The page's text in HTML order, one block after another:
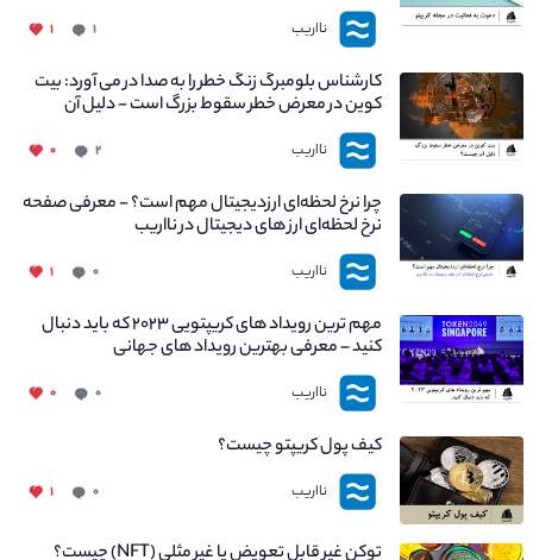
نااریب ۱ ۱
کارشناس بلومبرگ زنگ خطر را به صدا در می آورد: بیت
کوین در معرض خطر سقوط بزرگ است - دلیل آن
چیست؟
نااریب ۲ ۰
چرا نرخ لحظه‌ای ارزدیجیتال مهم است؟ - معرفی صفحه
نرخ لحظه‌ای ارز های دیجیتال در نااریب
نااریب ۰ ۱
مهم ترین رویداد های کریپتویی ۲۰۲۳ که باید دنبال
کنید – معرفی بهترین رویداد های جهانی
نااریب ۰ ۰
کیف پول کریپتو چیست؟
نااریب ۰ ۱